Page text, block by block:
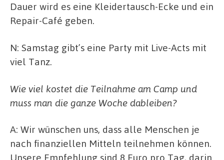
Dauer wird es eine Kleidertausch-Ecke und ein
Repair-Café geben.
N: Samstag gibt’s eine Party mit Live-Acts mit
viel Tanz.
Wie viel kostet die Teilnahme am Camp und
muss man die ganze Woche dableiben?
A: Wir wünschen uns, dass alle Menschen je
nach finanziellen Mitteln teilnehmen können.
Unsere Empfehlung sind 8 Euro pro Tag, darin